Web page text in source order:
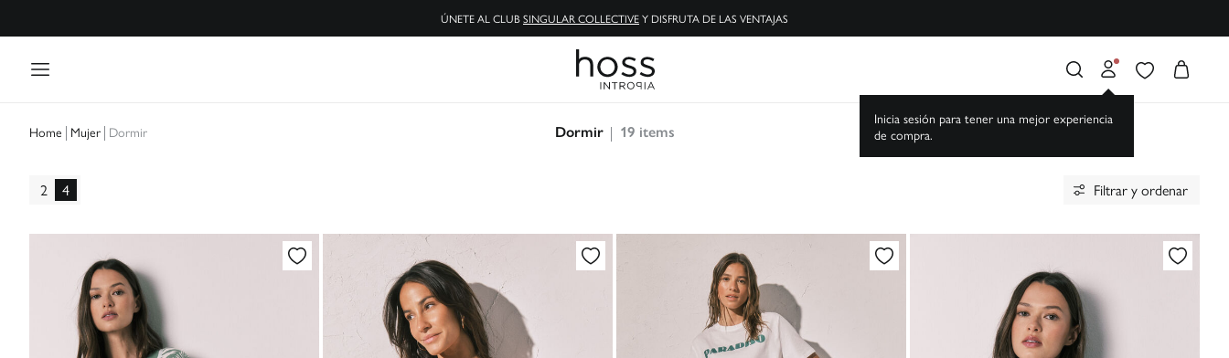
ENVÍOS GRATIS A TIENDA Y DOMICILIO
Home Mujer Dormir Dormir 19 items
2 4 Filtrar y ordenar